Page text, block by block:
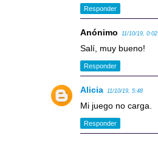
Responder
Anónimo 11/10/19, 0:02
Salí, muy bueno!
Responder
Alicia 11/10/19, 5:48
Mi juego no carga.
Responder